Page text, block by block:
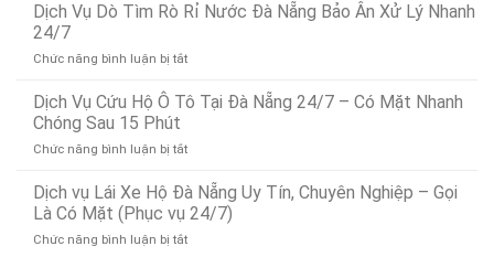
Dịch Vụ Dò Tìm Rò Rỉ Nước Đà Nẵng Bảo Ân Xử Lý Nhanh
24/7
Chức năng bình luận bị tắtở
Vụ
Rò
Nước
Đà
Bảo
Dịch Vụ Cứu Hộ Ô Tô Tại Đà Nẵng 24/7 – Có Mặt Nhanh
Chóng Sau 15 Phút
Chức năng bình luận bị tắtở
Vụ
Cứu
Hộ
Ô
Dịch vụ Lái Xe Hộ Đà Nẵng Uy Tín, Chuyên Nghiệp – Gọi
Là Có Mặt (Phục vụ 24/7)
Chức năng bình luận bị tắtở